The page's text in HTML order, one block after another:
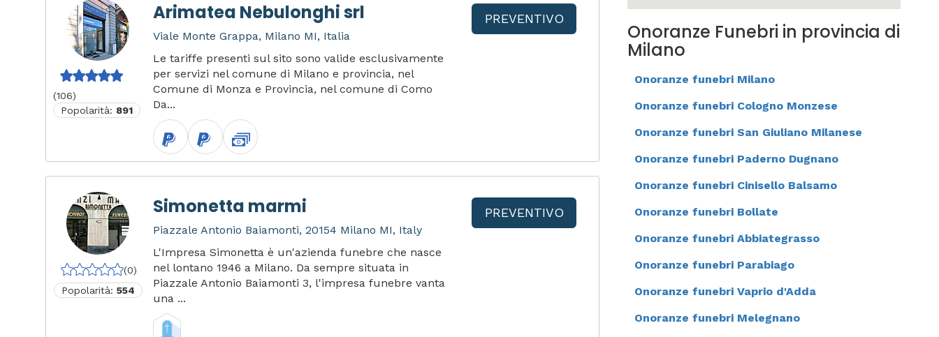
(106)
Popolarità: 891
Arimatea Nebulonghi srl
Viale Monte Grappa, Milano MI, Italia
Le tariffe presenti sul sito sono valide esclusivamente
per servizi nel comune di Milano e provincia, nel
Comune di Monza e Provincia, nel comune di Como
Da...
PREVENTIVO
(0)
Popolarità: 554
Simonetta marmi
Piazzale Antonio Baiamonti, 20154 Milano MI, Italy
L'Impresa Simonetta è un'azienda funebre che nasce
nel lontano 1946 a Milano. Da sempre situata in
Piazzale Antonio Baiamonti 3, l'impresa funebre vanta
una ...
PREVENTIVO
Onoranze Funebri in provincia di
Milano
Onoranze funebri Milano
Onoranze funebri Cologno Monzese
Onoranze funebri San Giuliano Milanese
Onoranze funebri Paderno Dugnano
Onoranze funebri Cinisello Balsamo
Onoranze funebri Bollate
Onoranze funebri Abbiategrasso
Onoranze funebri Parabiago
Onoranze funebri Vaprio d'Adda
Onoranze funebri Melegnano